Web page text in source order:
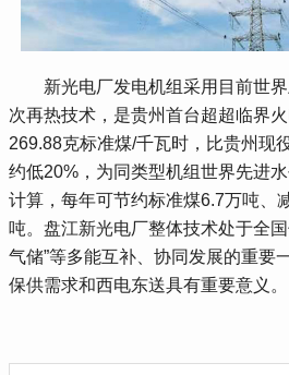
新光电厂发电机组采用目前世界
次再热技术，是贵州首台超超临界
269.88克标准煤/千瓦时，比贵州现
约低20%，为同类型机组世界先进
计算，每年可节约标准煤6.7万吨、
吨。盘江新光电厂整体技术处于全
气储”等多能互补、协同发展的重要
保供需求和西电东送具有重要意义。